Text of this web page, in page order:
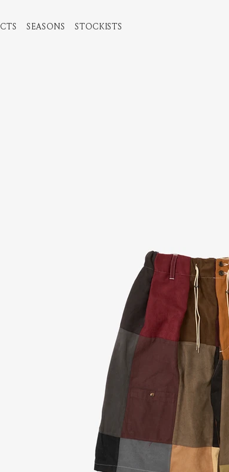
SEASONS STOCKISTS